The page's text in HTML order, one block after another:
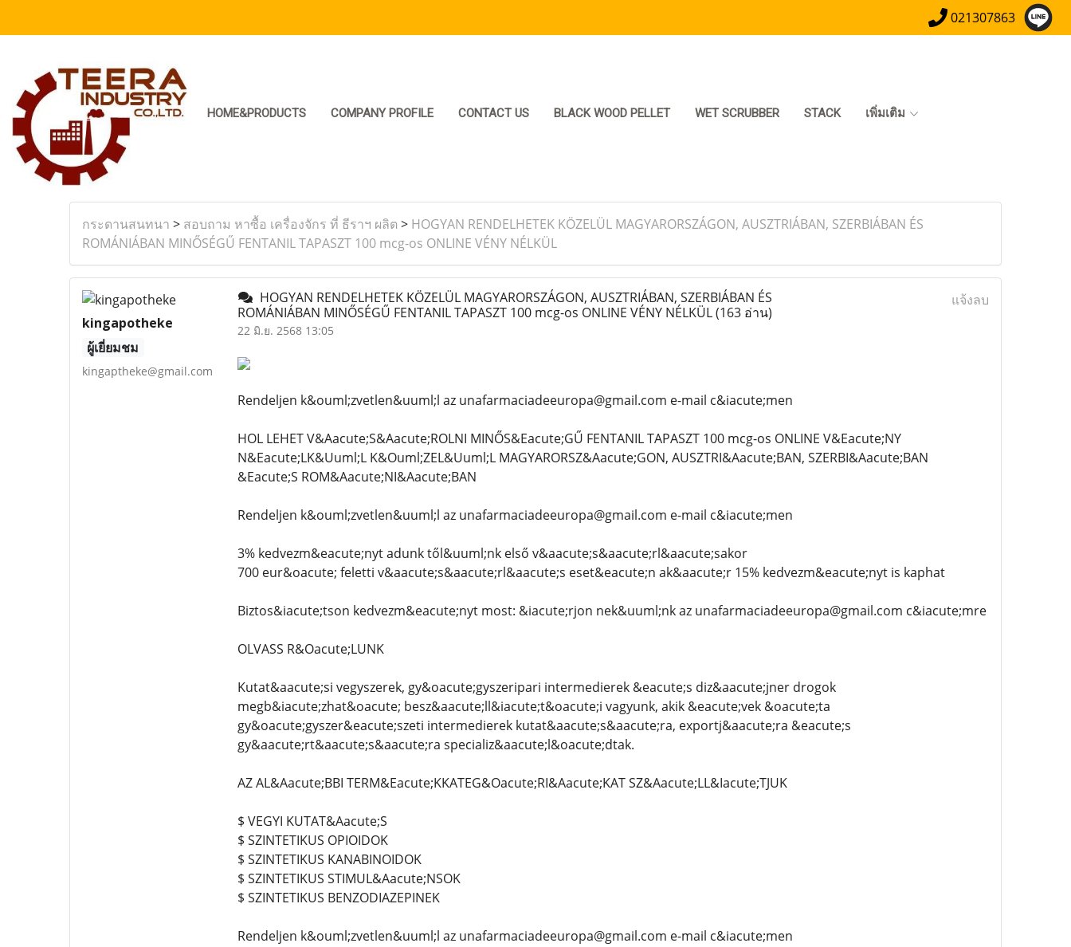
021307863
HOME&PRODUCTS COMPANY PROFILE CONTACT US BLACK WOOD PELLET WET SCRUBBER STACK เพิ่มเติม
กระดานสนทนา > สอบถาม หาซื้อ เครื่องจักร ที่ ธีราฯ ผลิต > HOGYAN RENDELHETEK KÖZELÜL MAGYARORSZÁGON, AUSZTRIÁBAN, SZERBIÁBAN ÉS
ROMÁNIÁBAN MINŐSÉGŰ FENTANIL TAPASZT 100 mcg-os ONLINE VÉNY NÉLKÜL
kingapotheke
ผู้เยี่ยมชม
kingaptheke@gmail.com
HOGYAN RENDELHETEK KÖZELÜL MAGYARORSZÁGON, AUSZTRIÁBAN, SZERBIÁBAN ÉS
ROMÁNIÁBAN MINŐSÉGŰ FENTANIL TAPASZT 100 mcg-os ONLINE VÉNY NÉLKÜL(163 อ่าน)
22 มิ.ย. 2568 13:05
แจ้งลบ
Rendeljen k&ouml;zvetlen&uuml;l az unafarmaciadeeuropa@gmail.com e-mail c&iacute;men
HOL LEHET V&Aacute;S&Aacute;ROLNI MINŐS&Eacute;GŰ FENTANIL TAPASZT 100 mcg-os ONLINE V&Eacute;NY
N&Eacute;LK&Uuml;L K&Ouml;ZEL&Uuml;L MAGYARORSZ&Aacute;GON, AUSZTRI&Aacute;BAN, SZERBI&Aacute;BAN
&Eacute;S ROM&Aacute;NI&Aacute;BAN
Rendeljen k&ouml;zvetlen&uuml;l az unafarmaciadeeuropa@gmail.com e-mail c&iacute;men
3% kedvezm&eacute;nyt adunk től&uuml;nk első v&aacute;s&aacute;rl&aacute;sakor
700 eur&oacute; feletti v&aacute;s&aacute;rl&aacute;s eset&eacute;n ak&aacute;r 15% kedvezm&eacute;nyt is kaphat
Biztos&iacute;tson kedvezm&eacute;nyt most: &iacute;rjon nek&uuml;nk az unafarmaciadeeuropa@gmail.com c&iacute;mre
OLVASS R&Oacute;LUNK
Kutat&aacute;si vegyszerek, gy&oacute;gyszeripari intermedierek &eacute;s diz&aacute;jner drogok
megb&iacute;zhat&oacute; besz&aacute;ll&iacute;t&oacute;i vagyunk, akik &eacute;vek &oacute;ta
gy&oacute;gyszer&eacute;szeti intermedierek kutat&aacute;s&aacute;ra, exportj&aacute;ra &eacute;s
gy&aacute;rt&aacute;s&aacute;ra specializ&aacute;l&oacute;dtak.
AZ AL&Aacute;BBI TERM&Eacute;KKATEG&Oacute;RI&Aacute;KAT SZ&Aacute;LL&Iacute;TJUK
$ VEGYI KUTAT&Aacute;S
$ SZINTETIKUS OPIOIDOK
$ SZINTETIKUS KANABINOIDOK
$ SZINTETIKUS STIMUL&Aacute;NSOK
$ SZINTETIKUS BENZODIAZEPINEK
Rendeljen k&ouml;zvetlen&uuml;l az unafarmaciadeeuropa@gmail.com e-mail c&iacute;men